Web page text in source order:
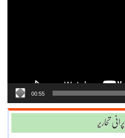
00:55
پرانی تحاریر